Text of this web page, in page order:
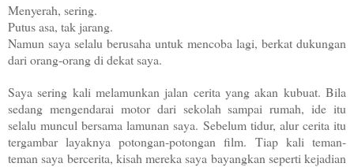
Menyerah, sering.
Putus asa, tak jarang.
Namun saya selalu berusaha untuk mencoba lagi, berkat dukungan
dari orang-orang di dekat saya.
Saya sering kali melamunkan jalan cerita yang akan kubuat. Bila
sedang mengendarai motor dari sekolah sampai rumah, ide itu
selalu muncul bersama lamunan saya. Sebelum tidur, alur cerita itu
tergambar layaknya potongan-potongan film. Tiap kali teman-
teman saya bercerita, kisah mereka saya bayangkan seperti kejadian